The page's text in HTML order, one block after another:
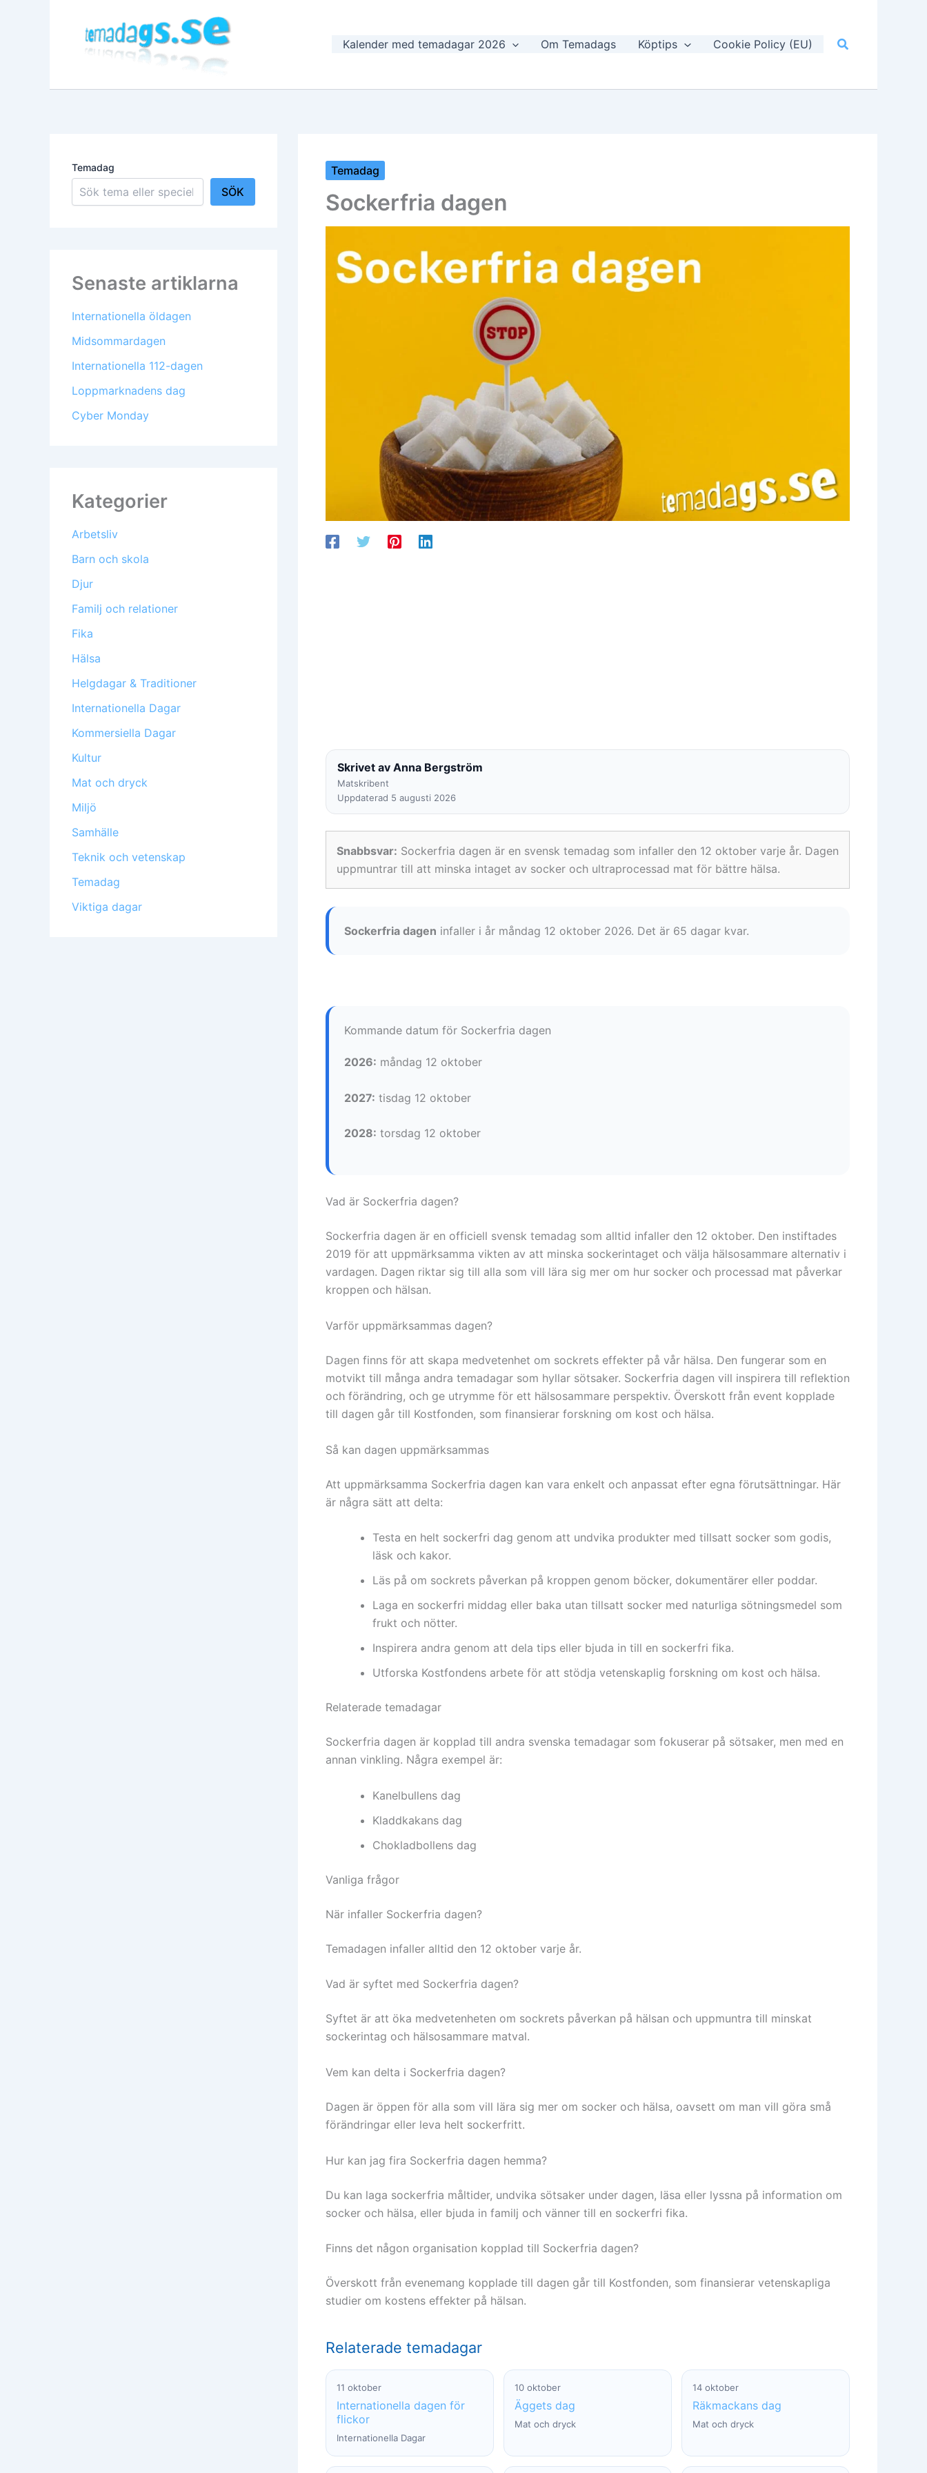
Kalender med temadagar 2026 Om Temadags Köptips Cookie Policy (EU) Sök
Temadag
SÖK
Senaste artiklarna
Internationella öldagen
Midsommardagen
Internationella 112-dagen
Loppmarknadens dag
Cyber Monday
Kategorier
Arbetsliv
Barn och skola
Djur
Familj och relationer
Fika
Hälsa
Helgdagar & Traditioner
Internationella Dagar
Kommersiella Dagar
Kultur
Mat och dryck
Miljö
Samhälle
Teknik och vetenskap
Temadag
Viktiga dagar
Temadag
Sockerfria dagen
Skrivet av Anna Bergström
Matskribent
Uppdaterad 5 augusti 2026
Snabbsvar: Sockerfria dagen är en svensk temadag som infaller den 12 oktober varje år. Dagen
uppmuntrar till att minska intaget av socker och ultraprocessad mat för bättre hälsa.
Sockerfria dagen infaller i år måndag 12 oktober 2026. Det är 65 dagar kvar.
Kommande datum för Sockerfria dagen
2026: måndag 12 oktober
2027: tisdag 12 oktober
2028: torsdag 12 oktober
Vad är Sockerfria dagen?
Sockerfria dagen är en officiell svensk temadag som alltid infaller den 12 oktober. Den instiftades
2019 för att uppmärksamma vikten av att minska sockerintaget och välja hälsosammare alternativ i
vardagen. Dagen riktar sig till alla som vill lära sig mer om hur socker och processad mat påverkar
kroppen och hälsan.
Varför uppmärksammas dagen?
Dagen finns för att skapa medvetenhet om sockrets effekter på vår hälsa. Den fungerar som en
motvikt till många andra temadagar som hyllar sötsaker. Sockerfria dagen vill inspirera till reflektion
och förändring, och ge utrymme för ett hälsosammare perspektiv. Överskott från event kopplade
till dagen går till Kostfonden, som finansierar forskning om kost och hälsa.
Så kan dagen uppmärksammas
Att uppmärksamma Sockerfria dagen kan vara enkelt och anpassat efter egna förutsättningar. Här
är några sätt att delta:
Testa en helt sockerfri dag genom att undvika produkter med tillsatt socker som godis,
läsk och kakor.
Läs på om sockrets påverkan på kroppen genom böcker, dokumentärer eller poddar.
Laga en sockerfri middag eller baka utan tillsatt socker med naturliga sötningsmedel som
frukt och nötter.
Inspirera andra genom att dela tips eller bjuda in till en sockerfri fika.
Utforska Kostfondens arbete för att stödja vetenskaplig forskning om kost och hälsa.
Relaterade temadagar
Sockerfria dagen är kopplad till andra svenska temadagar som fokuserar på sötsaker, men med en
annan vinkling. Några exempel är:
Kanelbullens dag
Kladdkakans dag
Chokladbollens dag
Vanliga frågor
När infaller Sockerfria dagen?
Temadagen infaller alltid den 12 oktober varje år.
Vad är syftet med Sockerfria dagen?
Syftet är att öka medvetenheten om sockrets påverkan på hälsan och uppmuntra till minskat
sockerintag och hälsosammare matval.
Vem kan delta i Sockerfria dagen?
Dagen är öppen för alla som vill lära sig mer om socker och hälsa, oavsett om man vill göra små
förändringar eller leva helt sockerfritt.
Hur kan jag fira Sockerfria dagen hemma?
Du kan laga sockerfria måltider, undvika sötsaker under dagen, läsa eller lyssna på information om
socker och hälsa, eller bjuda in familj och vänner till en sockerfri fika.
Finns det någon organisation kopplad till Sockerfria dagen?
Överskott från evenemang kopplade till dagen går till Kostfonden, som finansierar vetenskapliga
studier om kostens effekter på hälsan.
Relaterade temadagar
11 oktober
Internationella dagen för
flickor
Internationella Dagar
10 oktober
Äggets dag
Mat och dryck
14 oktober
Räkmackans dag
Mat och dryck